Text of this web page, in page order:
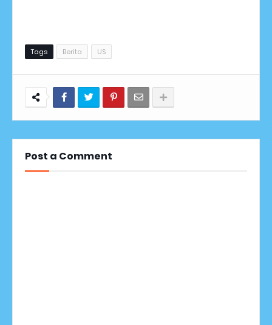
Tags Berita US
Post a Comment